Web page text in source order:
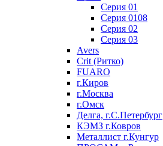
Серия 01
Серия 0108
Серия 02
Серия 03
Avers
Crit (Ритко)
FUARO
г.Киров
г.Москва
г.Омск
Делга, г.С.Петербург
КЭМЗ г.Ковров
Металлист г.Кунгур